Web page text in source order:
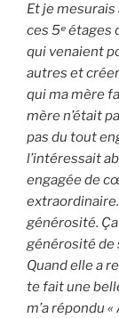
Et je
ces 5ᵉ étages
qui venaient
autres et
qui ma mère
mère n’était
pas du tout
l’intéressait
engagée de
extraordinaire.
générosité.
générosité de
Quand elle a
te fait une
m’a répondu